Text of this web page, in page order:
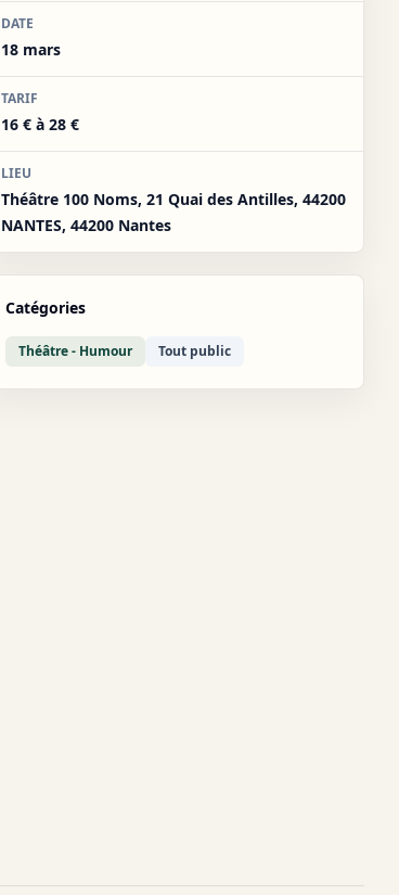
DATE
18 mars
TARIF
16 € à 28 €
LIEU
Théâtre 100 Noms, 21 Quai des Antilles, 44200
NANTES, 44200 Nantes
Catégories
Théâtre - Humour Tout public